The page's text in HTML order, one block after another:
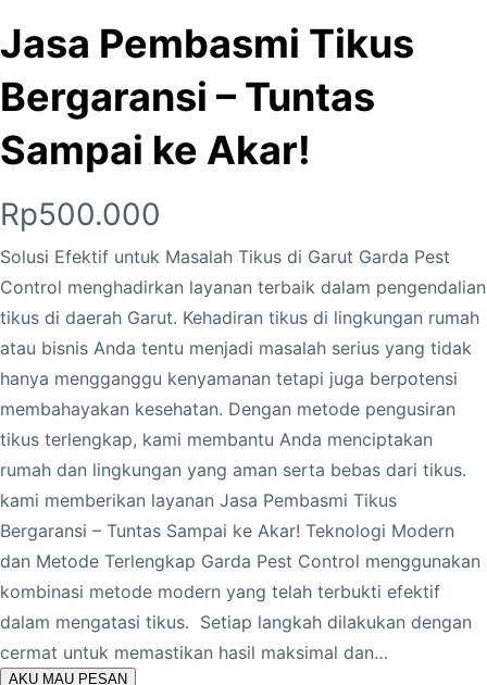
Jasa Pembasmi Tikus
Bergaransi – Tuntas
Sampai ke Akar!
Rp500.000
Solusi Efektif untuk Masalah Tikus di Garut Garda Pest
Control menghadirkan layanan terbaik dalam pengendalian
tikus di daerah Garut. Kehadiran tikus di lingkungan rumah
atau bisnis Anda tentu menjadi masalah serius yang tidak
hanya mengganggu kenyamanan tetapi juga berpotensi
membahayakan kesehatan. Dengan metode pengusiran
tikus terlengkap, kami membantu Anda menciptakan
rumah dan lingkungan yang aman serta bebas dari tikus.
kami memberikan layanan Jasa Pembasmi Tikus
Bergaransi – Tuntas Sampai ke Akar! Teknologi Modern
dan Metode Terlengkap Garda Pest Control menggunakan
kombinasi metode modern yang telah terbukti efektif
dalam mengatasi tikus. Setiap langkah dilakukan dengan
cermat untuk memastikan hasil maksimal dan…
AKU MAU PESAN